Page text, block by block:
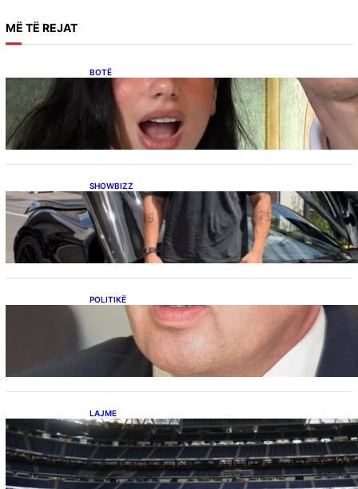
MË TË REJAT
BOTË
Besnik Qaka rrëfen atmosferën në dasmën e
Dua Lipës: “Një event gjigant me emra
botërorë”
SHOWBIZZ
Ish-banori i Big Brother VIP Kosova, Eduart
Kuqi ua mbyll gojën kritikëve, publikon
dëshmi për supermakinën luksoze
POLITIKË
Përplasja VV-LDK për gazin amerikan,
Kërçeli i përgjigjet Hotit: “Mbrojeni LDK-në, jo
aleancën me SHBA-në”
LAJME
Ish-mesfushori i Real Madridit dhe
Argjentinës,shtrohet urgjentisht në spital pas
problemeve me zemrën, mungon në ndeshjet
e ardhshme